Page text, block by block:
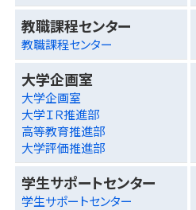
教職課程センター
教職課程センター
大学企画室
大学企画室
大学ＩＲ推進部
高等教育推進部
大学評価推進部
学生サポートセンター
学生サポートセンター